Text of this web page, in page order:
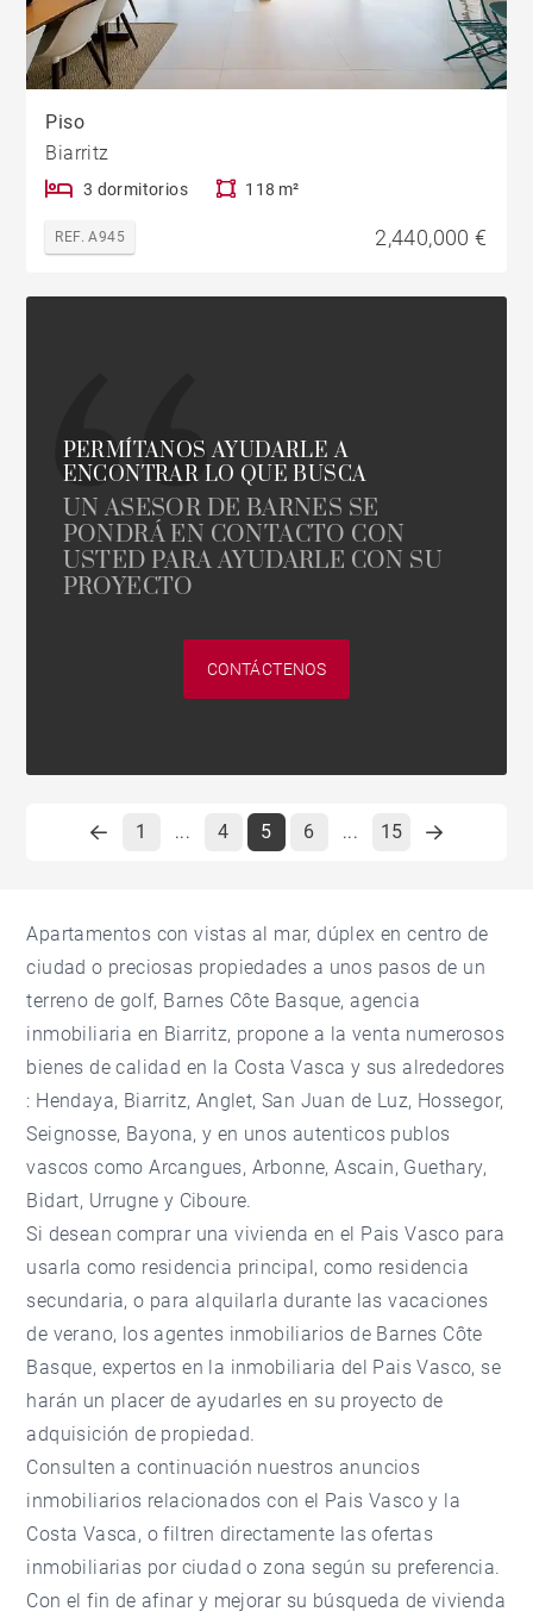
Piso
Biarritz
3 dormitorios 118 m²
REF. A945 2,440,000 €
PERMÍTANOS AYUDARLE A
ENCONTRAR LO QUE BUSCA
UN ASESOR DE BARNES SE
PONDRÁ EN CONTACTO CON
USTED PARA AYUDARLE CON SU
PROYECTO
CONTÁCTENOS
1 ... 4 5 6 ... 15
Apartamentos con vistas al mar, dúplex en centro de
ciudad o preciosas propiedades a unos pasos de un
terreno de golf, Barnes Côte Basque, agencia
inmobiliaria en Biarritz, propone a la venta numerosos
bienes de calidad en la Costa Vasca y sus alrededores
: Hendaya, Biarritz, Anglet,San Juan de Luz, Hossegor,
Seignosse, Bayona, y en unos autenticos publos
vascos como Arcangues, Arbonne, Ascain, Guethary,
Bidart, Urrugne y Ciboure.
Si desean comprar una vivienda en el Pais Vasco para
usarla como residencia principal, como residencia
secundaria, o para alquilarla durante las vacaciones
de verano, los agentes inmobiliarios de Barnes Côte
Basque, expertos en la inmobiliaria del Pais Vasco, se
harán un placer de ayudarles en su proyecto de
adquisición de propiedad.
Consulten a continuación nuestros anuncios
inmobiliarios relacionados con el Pais Vasco y la
Costa Vasca, o filtren directamente las ofertas
inmobiliarias por ciudad o zona según su preferencia.
Con el fin de afinar y mejorar su búsqueda de vivienda